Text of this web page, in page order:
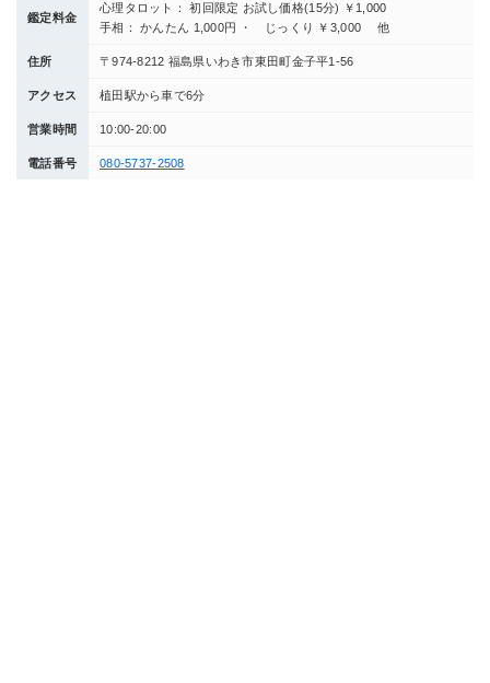
鑑定料金
心理タロット： 初回限定 お試し価格(15分) ￥1,000
手相： かんたん 1,000円 ・ じっくり ￥3,000 他
住所 〒974-8212 福島県いわき市東田町金子平1-56
アクセス 植田駅から車で6分
営業時間 10:00-20:00
電話番号 080-5737-2508